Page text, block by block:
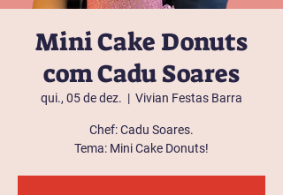
Mini Cake Donuts
com Cadu Soares
qui., 05 de dez.
  |
Vivian Festas Barra
Chef: Cadu Soares.
Tema: Mini Cake Donuts!